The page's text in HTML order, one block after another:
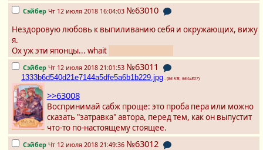
Сэйбер Чт 12 июля 2018 16:04:03 №63010
Нездоровую любовь к выпиливанию себя и окружающих, вижу
я.
Ох уж эти японцы... whait
Сэйбер Чт 12 июля 2018 21:01:53 №63011
1333b6d540d21e7144a5dfe5a6b1b229.jpg - (86 KB, 564x807)
>>63008
Воспринимай сабж проще: это проба пера или можно
сказать "затравка" автора, перед тем, как он выпустит
что-то по-настоящему стоящее.
Сэйбер Чт 12 июля 2018 21:49:36 №63012